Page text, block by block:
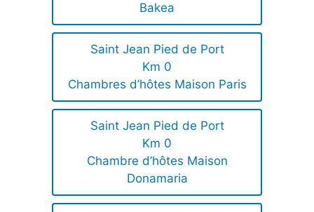
Bakea
Saint Jean Pied de Port
Km 0
Chambres d’hôtes Maison Paris
Saint Jean Pied de Port
Km 0
Chambre d’hôtes Maison
Donamaria